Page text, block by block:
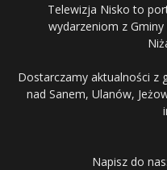
Telewizja Nisko to
wydarzeniom z
Dostarczamy aktualności z
nad Sanem, Ulanów,
Napisz do nas: